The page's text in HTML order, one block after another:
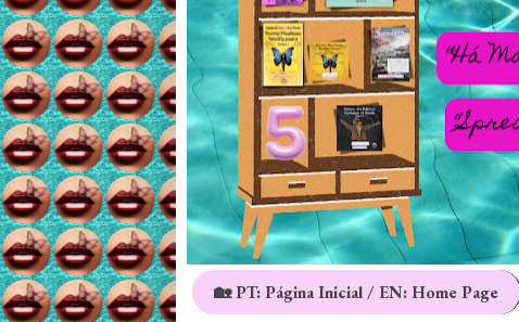
🏡 PT: Página Inicial / EN: Home Page